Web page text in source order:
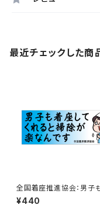
最近チェックした商
全国着座推進協会：男子
してくれると掃除が楽なん
ステッカー 2C
¥440